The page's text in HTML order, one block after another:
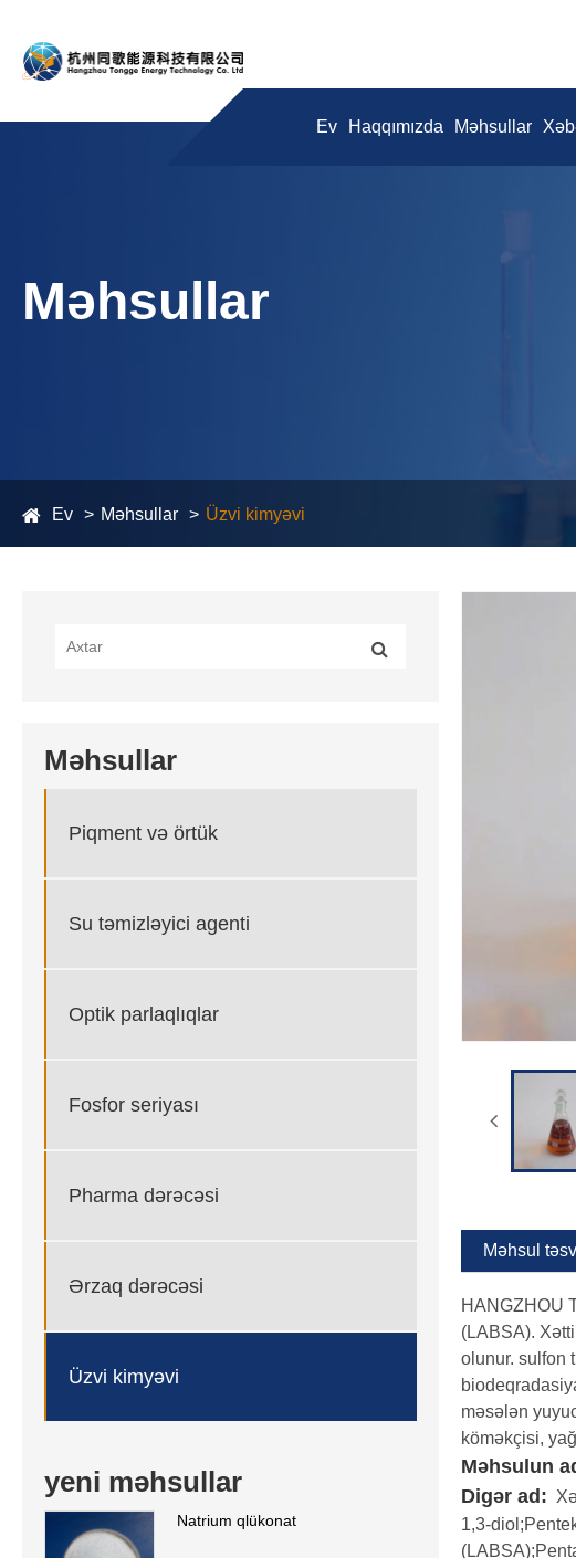
Ev Haqqımızda Məhsullar
Məhsullar
Ev Məhsullar Üzvi kimyəvi
Məhsullar
Piqment və örtük
Su təmizləyici agenti
Optik parlaqlıqlar
Fosfor seriyası
Pharma dərəcəsi
Ərzaq dərəcəsi
Üzvi kimyəvi
yeni məhsullar
Natrium qlükonat
Məhsul
HANGZHOU
(LABSA).
olunur. sulfon
məsələn
köməkçisi,
Məhsulun
Digər ad:
1,3-